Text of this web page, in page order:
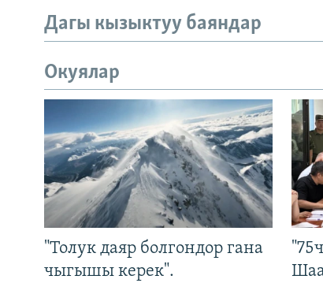
Дагы кызыктуу баяндар
Окуялар
"Толук даяр болгондор гана
чыгышы керек".